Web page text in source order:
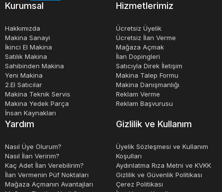
kullanılır. Kafadan 4.eksen yada tabladan 4.eksen tabiri
dereceli ölçeğe sahip manuel ayarlanabilen olanla
(Manuel head), bu hareketin cnc ünite tarafından kontrol
edilebileni olanı olarak 2 sınıfa ayrılır. Döner tabla palet
entegrasyonu daha sonradan ilave edilebilir yada
makinanın imalat aşamasında özel opsiyon olarak istenir.
İş mili ve motorunun bağlı bulunduğu konsol , tablanın sol
ve sağında kızaklar üzerinde kayarak hareket eden 2
bulunan motor dönme hareketini sağlar. Kontrol
ünitesinden veya operatör el çarkından gelen ilerleme
miktarı, hız ve konum değerleri, encoderler vasıtasıyla
Kurumsal
Hakkımızda
Makina Sanayi
İkinci El Makina
Satılık Makina
Sahibinden Makina
Yeni Makina
2.El Satıcılar
Makina Teknik Servis
Makina Yedek Parça
İnsan Kaynakları
Hizmetlerimiz
Ücretsiz Üyelik
Ücretsiz İlan Verme
Mağaza Açmak
İlan Dopingleri
Satıcıyla Direk İletişim
Makina Talep Formu
Makina Danışmanlığı
Reklam Verme
Reklam Başvurusu
Yardım
Nasıl Üye Olurum?
Nasıl İlan Veririm?
Kaç Adet İlan Verebilirim?
İlan Vermenin Püf Noktaları
Mağaza Açmanın Avantajları
Gizlilik ve Kullanım
Üyelik Sözleşmesi ve Kullanım
Koşulları
Aydınlatma Rıza Metni ve KVKK
Gizlilik ve Güvenlik Politikası
Çerez Politikası